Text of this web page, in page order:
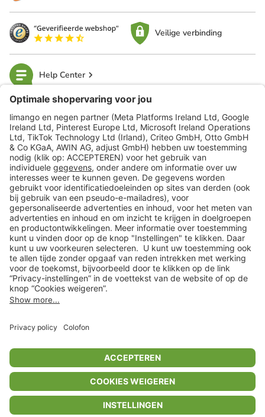
In winkelwagentje voor
Veilige verbinding
Help Center
limango
Veilig winkelen
Klantenservice
Shop
Acties
limango.de limango.pl
** Alle prijsopgaven zijn inclusief belasting en exclusief verzendkosten
ᵃ Bij een minimale bestelwaarde van €15.